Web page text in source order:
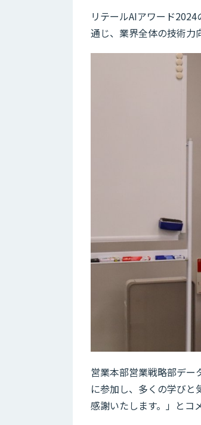
リテールAIアワード
通じ、業界全体の技術力
営業本部営業戦略部デー
に参加し、多くの学び
感謝いたします。」とコ